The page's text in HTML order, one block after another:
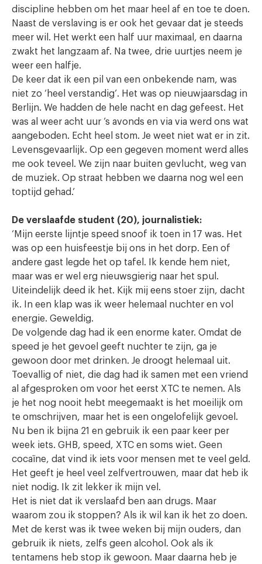
discipline hebben om het maar heel af en toe te doen.
Naast de verslaving is er ook het gevaar dat je steeds
meer wil. Het werkt een half uur maximaal, en daarna
zwakt het langzaam af. Na twee, drie uurtjes neem je
weer een halfje.
De keer dat ik een pil van een onbekende nam, was
niet zo ‘heel verstandig’. Het was op nieuwjaarsdag in
Berlijn. We hadden de hele nacht en dag gefeest. Het
was al weer acht uur ’s avonds en via via werd ons wat
aangeboden. Echt heel stom. Je weet niet wat er in zit.
Levensgevaarlijk. Op een gegeven moment werd alles
me ook teveel. We zijn naar buiten gevlucht, weg van
de muziek. Op straat hebben we daarna nog wel een
toptijd gehad.’
De verslaafde student (20), journalistiek:
‘Mijn eerste lijntje speed snoof ik toen in 17 was. Het
was op een huisfeestje bij ons in het dorp. Een of
andere gast legde het op tafel. Ik kende hem niet,
maar was er wel erg nieuwsgierig naar het spul.
Uiteindelijk deed ik het. Kijk mij eens stoer zijn, dacht
ik. In een klap was ik weer helemaal nuchter en vol
energie. Geweldig.
De volgende dag had ik een enorme kater. Omdat de
speed je het gevoel geeft nuchter te zijn, ga je
gewoon door met drinken. Je droogt helemaal uit.
Toevallig of niet, die dag had ik samen met een vriend
al afgesproken om voor het eerst XTC te nemen. Als
je het nog nooit hebt meegemaakt is het moeilijk om
te omschrijven, maar het is een ongelofelijk gevoel.
Nu ben ik bijna 21 en gebruik ik een paar keer per
week iets. GHB, speed, XTC en soms wiet. Geen
cocaïne, dat vind ik iets voor mensen met te veel geld.
Het geeft je heel veel zelfvertrouwen, maar dat heb ik
niet nodig. Ik zit lekker ik mijn vel.
Het is niet dat ik verslaafd ben aan drugs. Maar
waarom zou ik stoppen? Als ik wil kan ik het zo doen.
Met de kerst was ik twee weken bij mijn ouders, dan
gebruik ik niets, zelfs geen alcohol. Ook als ik
tentamens heb stop ik gewoon. Maar daarna heb je